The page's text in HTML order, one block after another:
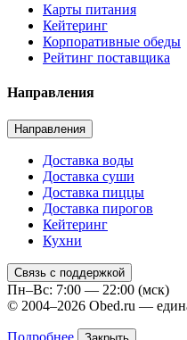
Карты питания
Кейтеринг
Корпоративные обеды
Рейтинг поставщика
Направления
Направления
Доставка воды
Доставка суши
Доставка пиццы
Доставка пирогов
Кейтеринг
Кухни
Связь с поддержкой
Пн–Вс: 7:00 — 22:00 (мск)
© 2004–2026 Obed.ru —